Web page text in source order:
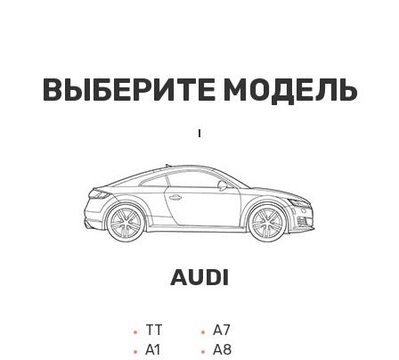
ВЫБЕРИТЕ МОДЕЛЬ
AUDI
TT
A1
A7
A8